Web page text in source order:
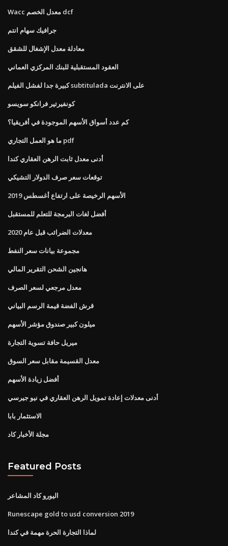
Wacc معدل الخصم dcf
جرافيك سهام انتم
معادلة معدل الإشغال للشقق
العقود المستقبلية للبنك المركزي العماني
كبيرة جدا لفشل الفيلم subtitulada على الانترنت
كونفيرتير فرانكو سويسو
كم عدد أسواق الأسهم الموجودة في أفريقيا؟
ما هو العمل التجاري pdf
أدنى معدل ثابت الرهن العقاري كندا
توقعات سعر صرف الدولار التشيكي
الأسهم الرخيصة على ارتفاع أغسطس 2019
أفضل لغات البرمجة للتعلم للمستقبل
معدلات الضرائب قبل عام 2020
مجموعة بيانات سعر النفط
هانجين الشحن التقرير المالي
معدل مرجعي لسعر الصرف
قرش الفضة قيمة الرسم البياني
ميلون كبير صندوق مؤشر الأسهم
ميريل حافة تسوية التجارة
معدل القسيمة مقابل سعر السوق
أفضل زيادة الأسهم
أدنى معدلات إعادة تمويل الرهن العقاري في نيو جيرسي
الاستثمار بابا
مجلة الأخبار كاد
Featured Posts
اليورو كاد المشاعر
Runescape gold to usd conversion 2019
لماذا التجارة الحرة مهمة في كندا